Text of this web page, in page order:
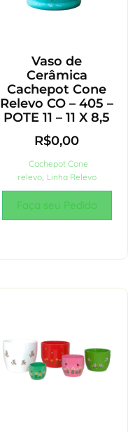
Vaso de
Cerâmica
Cachepot Cone
Relevo CO – 405 –
POTE 11 – 11 X 8,5
R$0,00
Cachepot Cone
relevo, Linha Relevo
Faça seu Pedido